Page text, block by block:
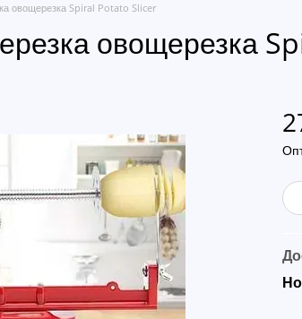
овощерезка Spiral Potato Slicer
овощерезка